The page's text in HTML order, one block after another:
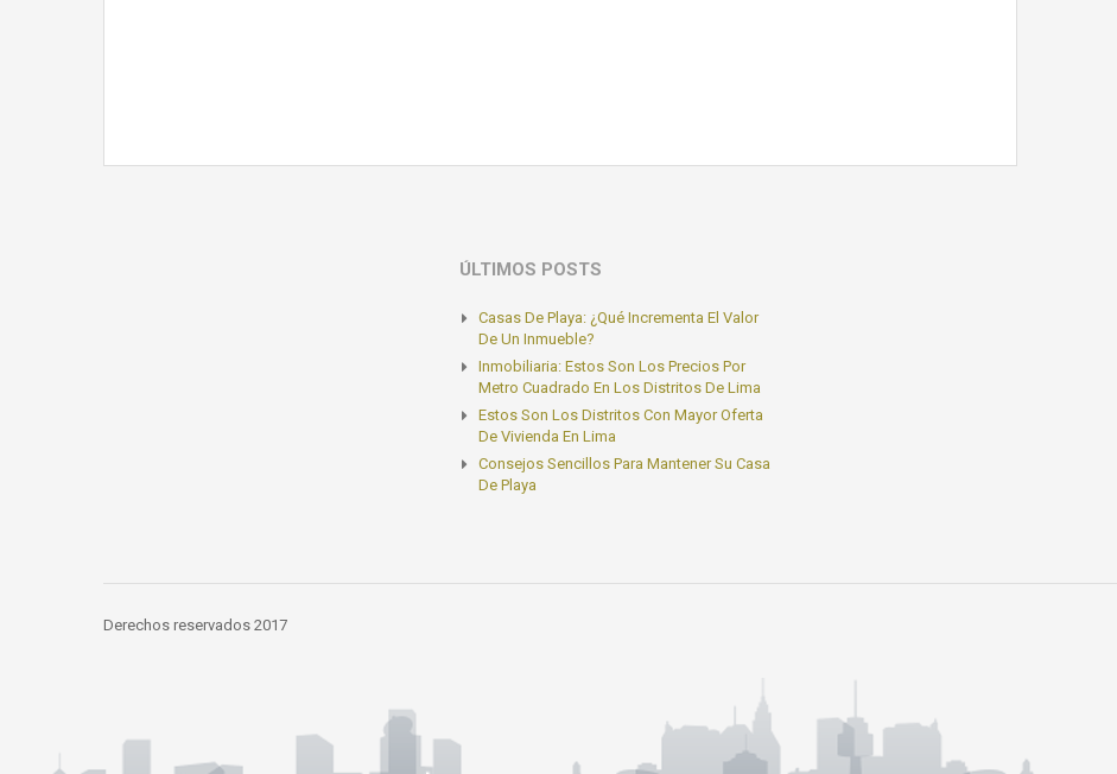
ÚLTIMOS POSTS
Casas De Playa: ¿Qué Incrementa El Valor
De Un Inmueble?
Inmobiliaria: Estos Son Los Precios Por
Metro Cuadrado En Los Distritos De Lima
Estos Son Los Distritos Con Mayor Oferta
De Vivienda En Lima
Consejos Sencillos Para Mantener Su Casa
De Playa
Derechos reservados 2017